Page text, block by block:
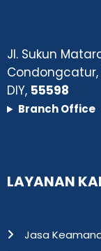
Jl. Sukun
Condongcatur,
DIY, 55598
Branch Office
LAYANAN
Jasa